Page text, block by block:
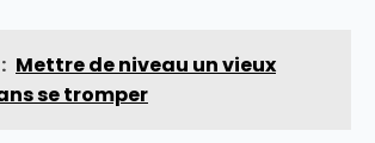
Mettre de niveau un vieux
se tromper